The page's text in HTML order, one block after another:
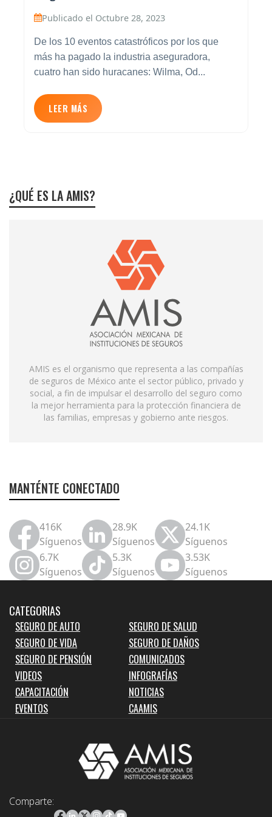
Publicado el Octubre 28, 2023
De los 10 eventos catastróficos por los que
más ha pagado la industria aseguradora,
cuatro han sido huracanes: Wilma, Od...
LEER MÁS
¿QUÉ ES LA AMIS?
AMIS es el organismo que representa a las compañías
de seguros de México ante el sector público, privado y
social, a fin de impulsar el desarrollo del seguro como
la mejor herramienta para la protección financiera de
las familias, empresas y gobierno ante riesgos.
MANTÉNTE CONECTADO
416K
Síguenos
28.9K
Síguenos
24.1K
Síguenos
6.7K
Síguenos
5.3K
Síguenos
3.53K
Síguenos
CATEGORIAS
SEGURO DE AUTO
SEGURO DE SALUD
SEGURO DE VIDA
SEGURO DE DAÑOS
SEGURO DE PENSIÓN
COMUNICADOS
VIDEOS
INFOGRAFÍAS
CAPACITACIÓN
NOTICIAS
EVENTOS
CAAMIS
Comparte: